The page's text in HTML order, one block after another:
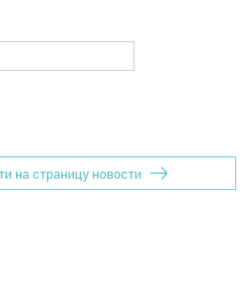
на страницу новости